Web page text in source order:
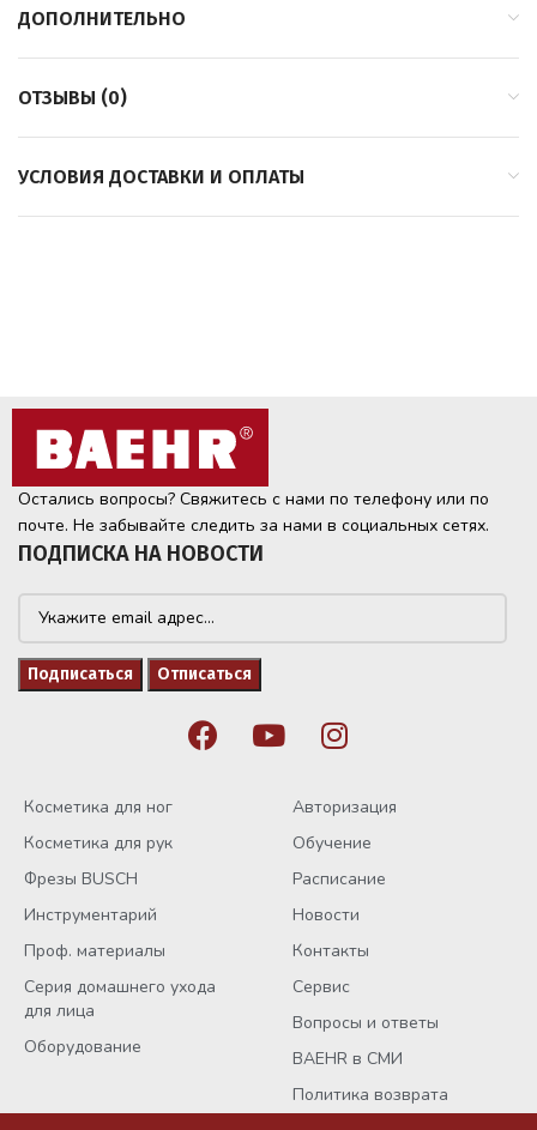
ДОПОЛНИТЕЛЬНО
ОТЗЫВЫ (0)
УСЛОВИЯ ДОСТАВКИ И ОПЛАТЫ
Остались вопросы? Свяжитесь с нами по телефону или по
почте. Не забывайте следить за нами в социальных сетях.
ПОДПИСКА НА НОВОСТИ
Косметика для ног
Косметика для рук
Фрезы BUSCH
Инструментарий
Проф. материалы
Серия домашнего ухода
для лица
Оборудование
Авторизация
Обучение
Расписание
Новости
Контакты
Сервис
Вопросы и ответы
BAEHR в СМИ
Политика возврата